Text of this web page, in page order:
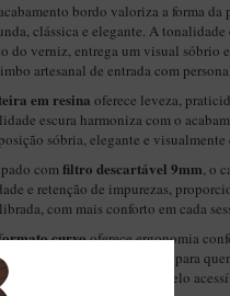
bordo valoriza a forma da
clássica e elegante. A
do verniz, entrega um visual sóbrio
artesanal de entrada com
em resina oferece leveza,
escura harmoniza com o
sóbria, elegante e
comfiltro descartável 9mm, o
e retenção de impurezas,
com mais conforto em cada
ormato curvooferece ergonomia
clássica. É uma peça criada para
artesanal em um modelo